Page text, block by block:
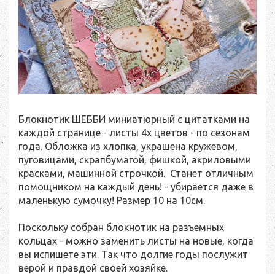
Блокнотик ШЕББИ миниатюрный с цитатками на
каждой странице - листы 4х цветов - по сезонам
года. Обложка из хлопка, украшена кружевом,
пуговицами, скрапбумагой, фишкой, акриловыми
красками, машинной строчкой. Станет отличным
помощником на каждый день! - убирается даже в
маленькую сумочку! Размер 10 на 10см.
Поскольку собран блокнотик на разъемных
кольцах - можно заменить листы на новые, когда
вы испишете эти. Так что долгие годы послужит
верой и правдой своей хозяйке.